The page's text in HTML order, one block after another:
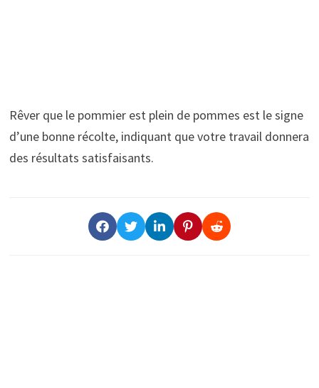
Rêver que le pommier est plein de pommes est le signe
d’une bonne récolte, indiquant que votre travail donnera
des résultats satisfaisants.